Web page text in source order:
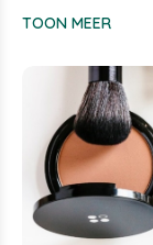
TOON MEER